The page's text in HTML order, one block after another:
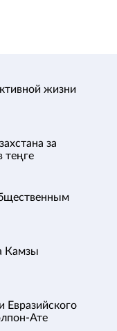
жизни
за
теңге
Камзы
Евразийского
Ате